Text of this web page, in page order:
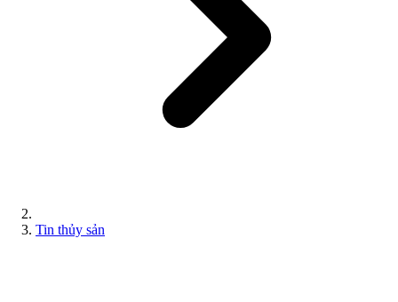
Tin thủy sản